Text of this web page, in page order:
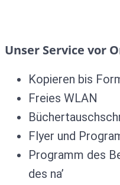
Unser Service vor
Kopieren bis
Freies WLAN
Flyer und
Programm des
des na’